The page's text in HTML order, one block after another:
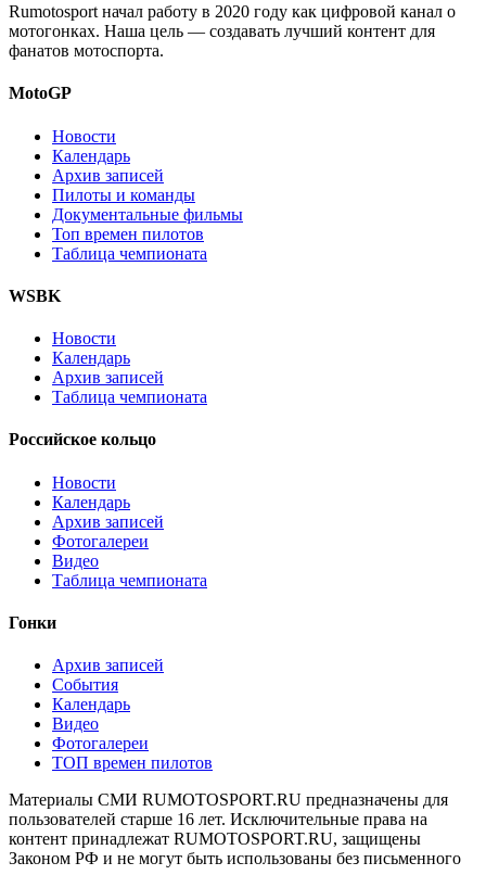
Rumotosport начал работу в 2020 году как цифровой канал о
мотогонках. Наша цель — создавать лучший контент для
фанатов мотоспорта.
MotoGP
Новости
Календарь
Архив записей
Пилоты и команды
Документальные фильмы
Топ времен пилотов
Таблица чемпионата
WSBK
Новости
Календарь
Архив записей
Таблица чемпионата
Российское кольцо
Новости
Календарь
Архив записей
Фотогалереи
Видео
Таблица чемпионата
Гонки
Архив записей
События
Календарь
Видео
Фотогалереи
ТОП времен пилотов
Материалы СМИ RUMOTOSPORT.RU предназначены для
пользователей старше 16 лет. Исключительные права на
контент принадлежат RUMOTOSPORT.RU, защищены
Законом РФ и не могут быть использованы без письменного